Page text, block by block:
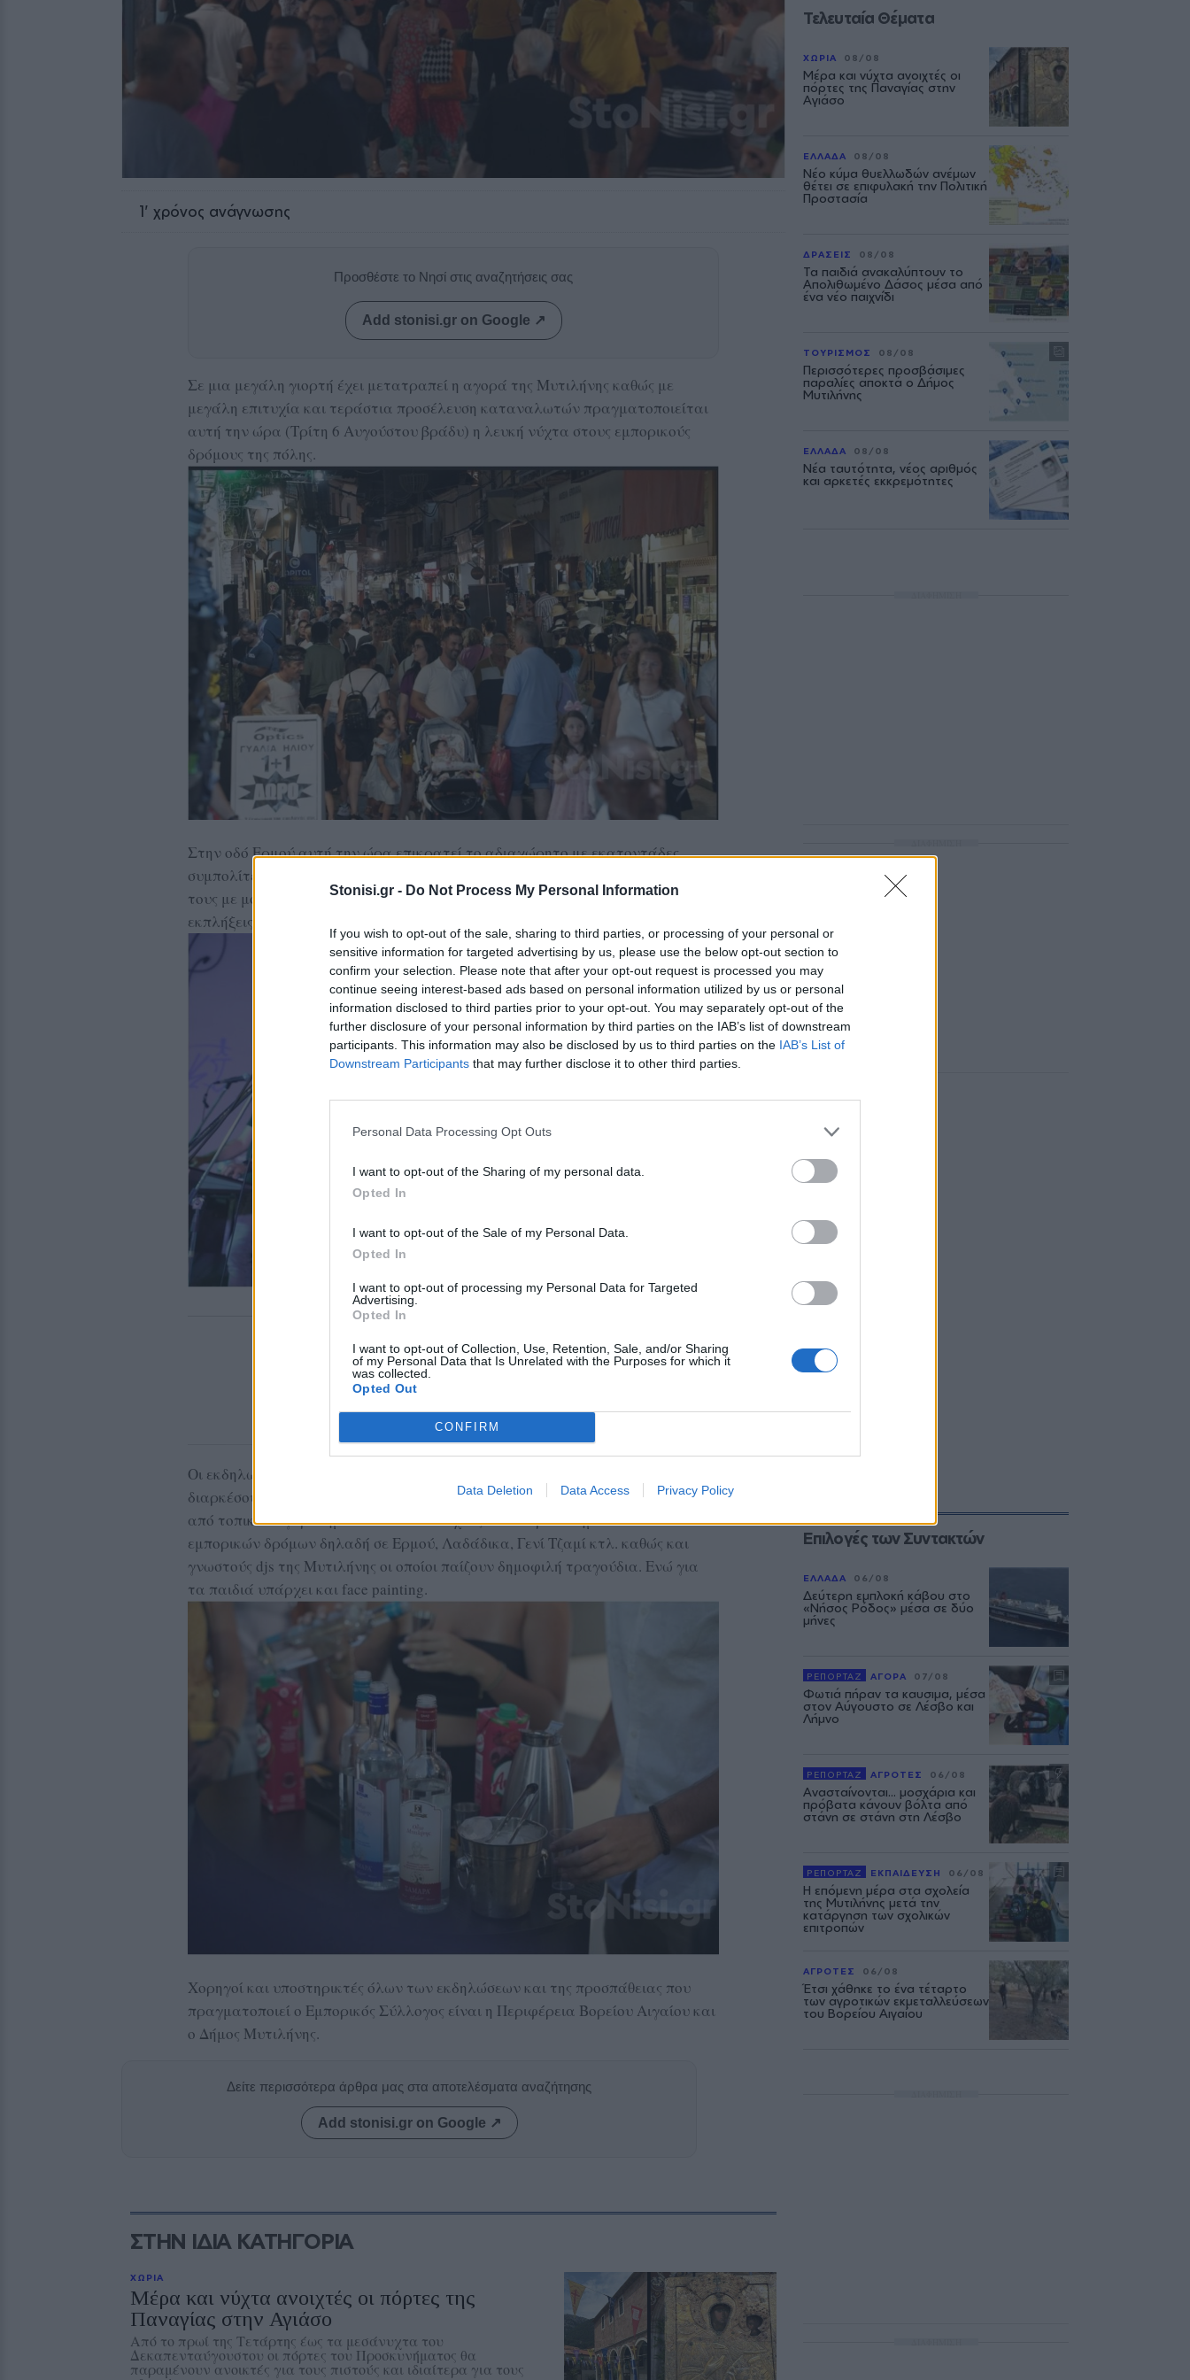
Stonisi.gr - Do Not Process My Personal Information
If you wish to opt-out of the sale, sharing to third parties, or processing of your personal or
sensitive information for targeted advertising by us, please use the below opt-out section to
confirm your selection. Please note that after your opt-out request is processed you may
continue seeing interest-based ads based on personal information utilized by us or personal
information disclosed to third parties prior to your opt-out. You may separately opt-out of the
further disclosure of your personal information by third parties on the IAB’s list of downstream
participants. This information may also be disclosed by us to third parties on the IAB’s List of
Downstream Participants that may further disclose it to other third parties.
Personal Data Processing Opt Outs
I want to opt-out of the Sharing of my personal data.
Opted In
I want to opt-out of the Sale of my Personal Data.
Opted In
I want to opt-out of processing my Personal Data for Targeted
Advertising.
Opted In
I want to opt-out of Collection, Use, Retention, Sale, and/or Sharing
of my Personal Data that Is Unrelated with the Purposes for which it
was collected.
Opted Out
CONFIRM
Data Deletion Data Access Privacy Policy
1' χρόνος ανάγνωσης
Προσθέστε το Νησί στις αναζητήσεις σας
Add stonisi.gr on Google ↗
Σε μια μεγάλη γιορτή έχει μετατραπεί η αγορά της Μυτιλήνης καθώς με
μεγάλη επιτυχία και τεράστια προσέλευση καταναλωτών πραγματοποιείται
αυτή την ώρα (Τρίτη 6 Αυγούστου βράδυ) η λευκή νύχτα στους εμπορικούς
δρόμους της πόλης.
Στην οδό Ερμού αυτή την ώρα επικρατεί το αδιαχώρητο με εκατοντάδες
συμπολίτες μας και επισκέπτες του νησιού μας να απολαμβάνουν τα ψώνια
τους με μουσική, κεράσματα, αγαπημένα ποτά της Λέσβου και πολλές
εκπλήξεις για μικρους και μεγάλους.
Οι εκδηλώσεις ξεκίνησαν με το άνοιγμα της αγοράς στις 6.30 και θα
διαρκέσουν έως τις 11.30 βράδυ . Ο σχεδιασμός περιλαμβάνει ζωντανή μουσική
από τοπικά συγκροτήματα και καλλιτέχνες σε κεντρικά σημεία των
εμπορικών δρόμων δηλαδή σε Ερμού, Λαδάδικα, Γενί Τζαμί κτλ. καθώς και
γνωστούς djs της Μυτιλήνης οι οποίοι παίζουν δημοφιλή τραγούδια. Ενώ για
τα παιδιά υπάρχει και face painting.
Χορηγοί και υποστηρικτές όλων των εκδηλώσεων και της προσπάθειας που
πραγματοποιεί ο Εμπορικός Σύλλογος είναι η Περιφέρεια Βορείου Αιγαίου και
ο Δήμος Μυτιλήνης.
Δείτε περισσότερα άρθρα μας στα αποτελέσματα αναζήτησης
Add stonisi.gr on Google ↗
ΣΤΗΝ ΙΔΙΑ ΚΑΤΗΓΟΡΙΑ
ΧΩΡΙΑ
Μέρα και νύχτα ανοιχτές οι πόρτες της
Παναγίας στην Αγιάσο
Από το πρωί της Τετάρτης έως τα μεσάνυχτα του
Δεκαπενταύγουστου οι πόρτες του Προσκυνήματος θα
παραμένουν ανοικτές για τους πιστούς και ιδιαίτερα για τους
Τελευταία Θέματα
ΧΩΡΙΑ 08/08
Μέρα και νύχτα ανοιχτές οι
πόρτες της Παναγίας στην
Αγιάσο
ΕΛΛΑΔΑ 08/08
Νέο κύμα θυελλωδών ανέμων
θέτει σε επιφυλακή την Πολιτική
Προστασία
ΔΡΑΣΕΙΣ 08/08
Τα παιδιά ανακαλύπτουν το
Απολιθωμένο Δάσος μέσα από
ένα νέο παιχνίδι
ΤΟΥΡΙΣΜΟΣ 08/08
Περισσότερες προσβάσιμες
παραλίες αποκτά ο Δήμος
Μυτιλήνης
ΕΛΛΑΔΑ 08/08
Νέα ταυτότητα, νέος αριθμός
και αρκετές εκκρεμότητες
Επιλογές των Συντακτών
ΕΛΛΑΔΑ 06/08
Δεύτερη εμπλοκή κάβου στο
«Νήσος Ρόδος» μέσα σε δύο
μήνες
ΡΕΠΟΡΤΑΖ ΑΓΟΡΑ 07/08
Φωτιά πήραν τα καυσιμα, μέσα
στον Αύγουστο σε Λέσβο και
Λήμνο
ΡΕΠΟΡΤΑΖ ΑΓΡΟΤΕΣ 06/08
Ανασταίνονται... μοσχάρια και
πρόβατα κάνουν βόλτα από
στάνη σε στάνη στη Λέσβο
ΡΕΠΟΡΤΑΖ ΕΚΠΑΙΔΕΥΣΗ 06/08
Η επόμενη μέρα στα σχολεία
της Μυτιλήνης μετά την
κατάργηση των σχολικών
επιτροπών
ΑΓΡΟΤΕΣ 06/08
Έτσι χάθηκε το ένα τέταρτο
των αγροτικών εκμεταλλεύσεων
του Βορείου Αιγαίου